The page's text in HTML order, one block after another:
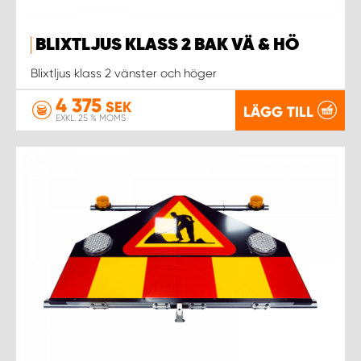
BLIXTLJUS KLASS 2 BAK VÄ & HÖ
Blixtljus klass 2 vänster och höger
4 375 SEK
EXKL. 25 % MOMS LÄGG TILL